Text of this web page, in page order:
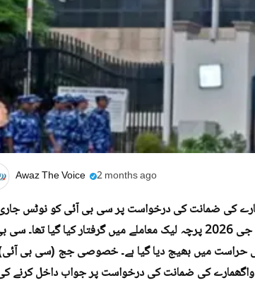
Awaz The Voice 2 months ago
کی ضمانت کی درخواست پر سی بی آئی کو نوٹس
کرتے ہوئے جواب طلب کر لیا۔ منیشا واگھمارے کو نیٹ یو جی 2026 پرچہ لیک معاملے میں گرفتار کیا گیا تھا۔
عدالتی حراست میں بھیج دیا گیا ہے۔ خصوصی جج (سی بی
کی ضمانت کی درخواست پر جواب داخل کرنے